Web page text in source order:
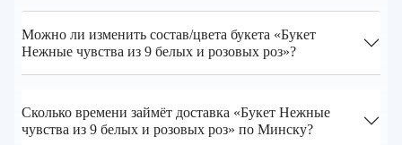
Можно ли изменить состав/цвета букета «Букет
Нежные чувства из 9 белых и розовых роз»?
Сколько времени займёт доставка «Букет Нежные
чувства из 9 белых и розовых роз» по Минску?